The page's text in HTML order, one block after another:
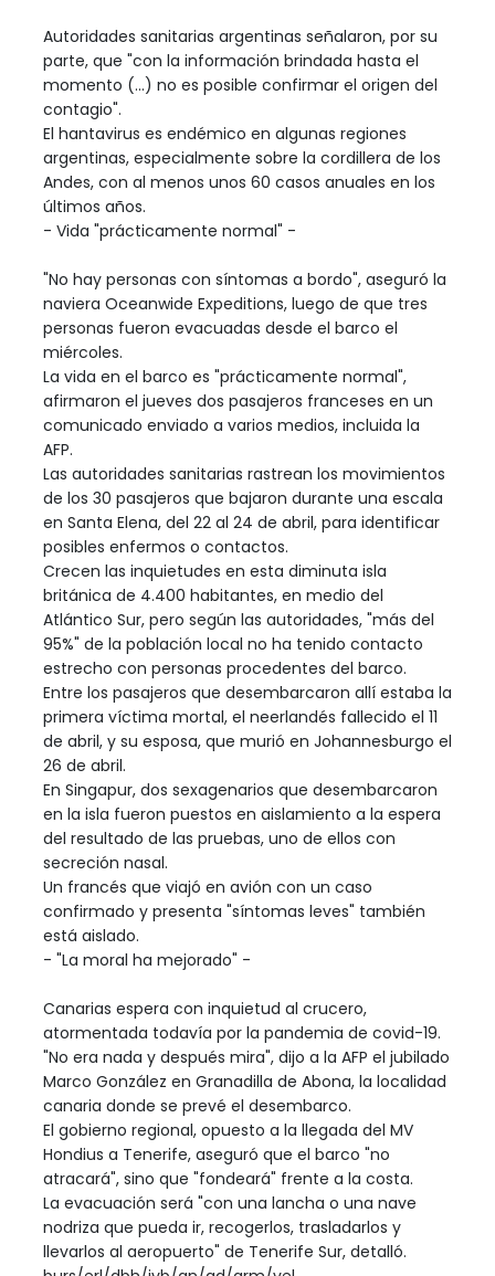
Autoridades sanitarias argentinas señalaron, por su
parte, que "con la información brindada hasta el
momento (...) no es posible confirmar el origen del
contagio".
El hantavirus es endémico en algunas regiones
argentinas, especialmente sobre la cordillera de los
Andes, con al menos unos 60 casos anuales en los
últimos años.
- Vida "prácticamente normal" -
"No hay personas con síntomas a bordo", aseguró la
naviera Oceanwide Expeditions, luego de que tres
personas fueron evacuadas desde el barco el
miércoles.
La vida en el barco es "prácticamente normal",
afirmaron el jueves dos pasajeros franceses en un
comunicado enviado a varios medios, incluida la
AFP.
Las autoridades sanitarias rastrean los movimientos
de los 30 pasajeros que bajaron durante una escala
en Santa Elena, del 22 al 24 de abril, para identificar
posibles enfermos o contactos.
Crecen las inquietudes en esta diminuta isla
británica de 4.400 habitantes, en medio del
Atlántico Sur, pero según las autoridades, "más del
95%" de la población local no ha tenido contacto
estrecho con personas procedentes del barco.
Entre los pasajeros que desembarcaron allí estaba la
primera víctima mortal, el neerlandés fallecido el 11
de abril, y su esposa, que murió en Johannesburgo el
26 de abril.
En Singapur, dos sexagenarios que desembarcaron
en la isla fueron puestos en aislamiento a la espera
del resultado de las pruebas, uno de ellos con
secreción nasal.
Un francés que viajó en avión con un caso
confirmado y presenta "síntomas leves" también
está aislado.
- "La moral ha mejorado" -
Canarias espera con inquietud al crucero,
atormentada todavía por la pandemia de covid-19.
"No era nada y después mira", dijo a la AFP el jubilado
Marco González en Granadilla de Abona, la localidad
canaria donde se prevé el desembarco.
El gobierno regional, opuesto a la llegada del MV
Hondius a Tenerife, aseguró que el barco "no
atracará", sino que "fondeará" frente a la costa.
La evacuación será "con una lancha o una nave
nodriza que pueda ir, recogerlos, trasladarlos y
llevarlos al aeropuerto" de Tenerife Sur, detalló.